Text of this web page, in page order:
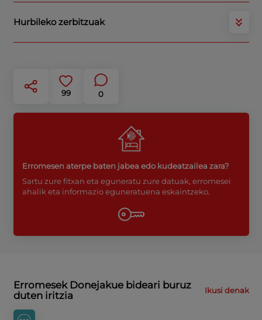
99 0
Hurbileko zerbitzuak
Erromesen aterpe baten jabea edo kudeatzailea zara?
Sartu zure fitxan eta eguneratu zure datuak, erromesei
ahalik eta informazio eguneratuena eskaintzeko.
Erromesek Donejakue bideari buruz
duten iritzia
Ikusi denak